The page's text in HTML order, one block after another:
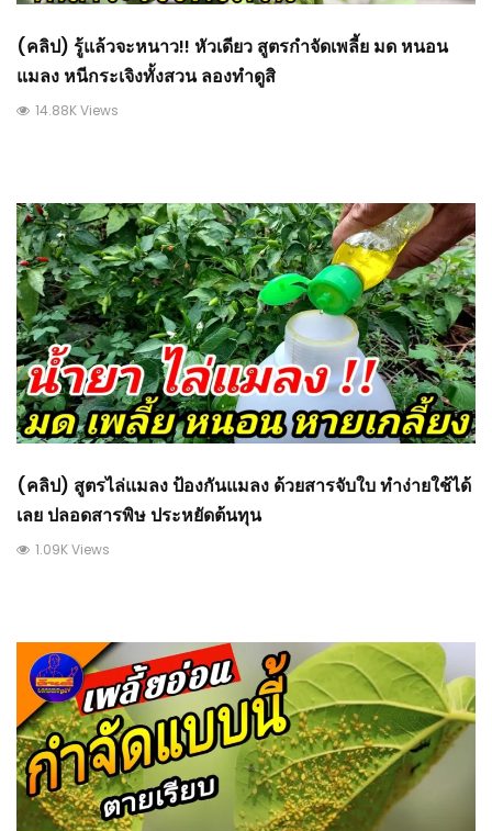
(คลิป) รู้แล้วจะหนาว!! หัวเดียว สูตรกำจัดเพลี้ย มด หนอน
แมลง หนีกระเจิงทั้งสวน ลองทำดูสิ
14.88K Views
(คลิป) สูตรไล่แมลง ป้องกันแมลง ด้วยสารจับใบ ทำง่ายใช้ได้
เลย ปลอดสารพิษ ประหยัดต้นทุน
1.09K Views